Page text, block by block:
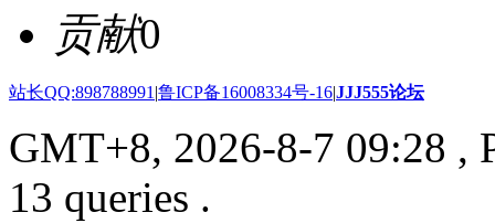
贡献0
站长QQ:898788991 |鲁ICP备16008334号-16|JJJ555论坛
GMT+8, 2026-8-7 09:28 ,
13 queries .